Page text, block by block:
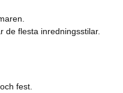
de flesta inredningsstilar.
fest.